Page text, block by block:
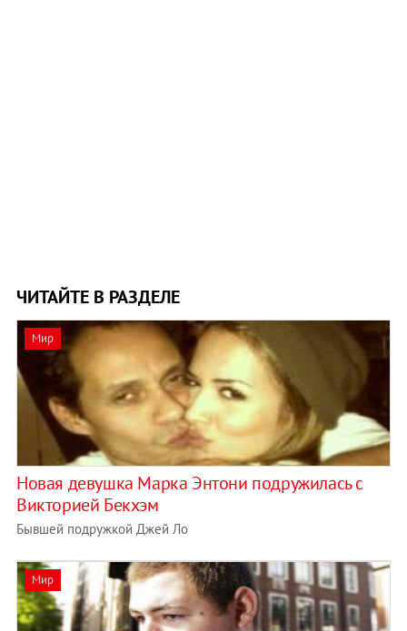
ЧИТАЙТЕ В РАЗДЕЛЕ
Мир
Новая девушка Марка Энтони подружилась с
Викторией Бекхэм
Бывшей подружкой Джей Ло
Мир